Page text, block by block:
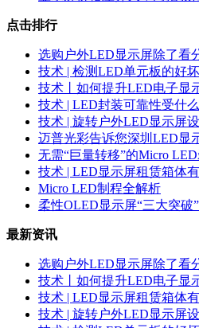
点击排行
选购户外LED显示屏除了看
技术 | 检测LED单元板的好
技术丨如何提升LED电子显
技术 | LED封装可靠性受什
技术 | 旋转户外LED显示屏
迈普光彩告诉您深圳LED显
无需“巨量转移”的Micro
技术 | LED显示屏租赁箱体
Micro LED制程全解析
柔性OLED显示屏“三大突破”
最新资讯
选购户外LED显示屏除了看
技术丨如何提升LED电子显
技术 | LED显示屏租赁箱体
技术 | 旋转户外LED显示屏